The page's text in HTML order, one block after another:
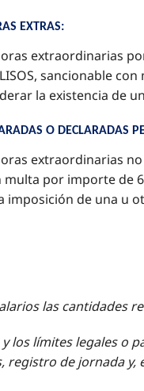
EXTRAS:
extraordinarias
sancionable
la existencia de
O DECLARADAS
extraordinarias
multa por importe
imposición de una u
las cantidades
los límites legales
registro de jornada